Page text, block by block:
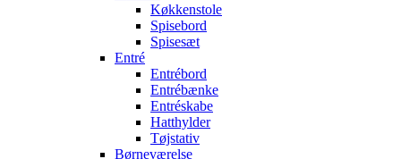
Køkkenstole
Spisebord
Spisesæt
Entré
Entrébord
Entrébænke
Entréskabe
Hatthylder
Tøjstativ
Børneværelse